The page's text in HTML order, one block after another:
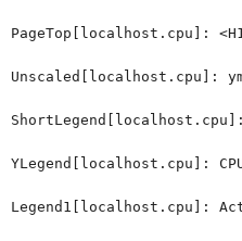
PageTop[localhost.cpu]:
Unscaled[localhost.cpu]:
YLegend[localhost.cpu]:
Legend1[localhost.cpu]: